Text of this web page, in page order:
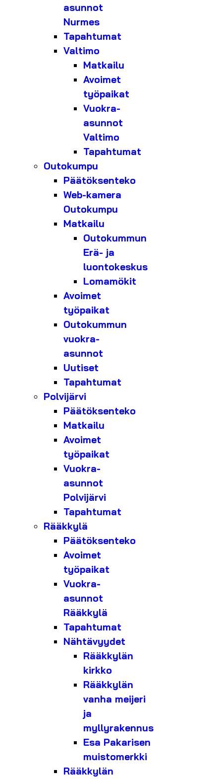
asunnot
Nurmes
Tapahtumat
Valtimo
Matkailu
Avoimet
työpaikat
Vuokra-
asunnot
Valtimo
Tapahtumat
Outokumpu
Päätöksenteko
Web-kamera
Outokumpu
Matkailu
Outokummun
Erä- ja
luontokeskus
Lomamökit
Avoimet
työpaikat
Outokummun
vuokra-
asunnot
Uutiset
Tapahtumat
Polvijärvi
Päätöksenteko
Matkailu
Avoimet
työpaikat
Vuokra-
asunnot
Polvijärvi
Tapahtumat
Rääkkylä
Päätöksenteko
Avoimet
työpaikat
Vuokra-
asunnot
Rääkkylä
Tapahtumat
Nähtävyydet
Rääkkylän
kirkko
Rääkkylän
vanha meijeri
ja
myllyrakennus
Esa Pakarisen
muistomerkki
Rääkkylän